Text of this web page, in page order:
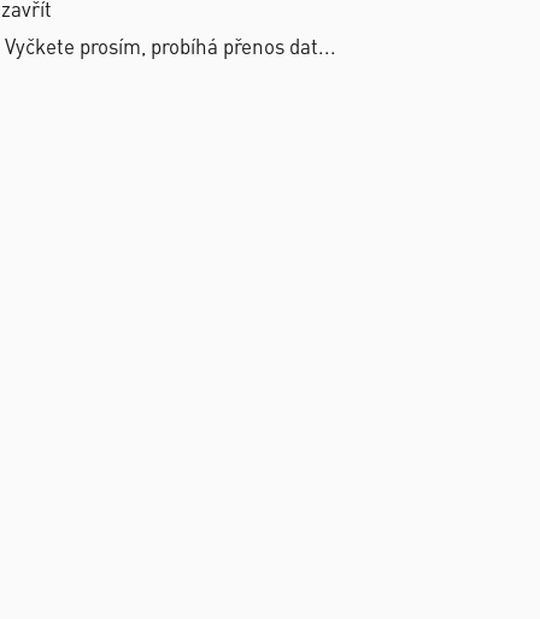
zavřít
Vyčkete prosím, probíhá přenos dat...